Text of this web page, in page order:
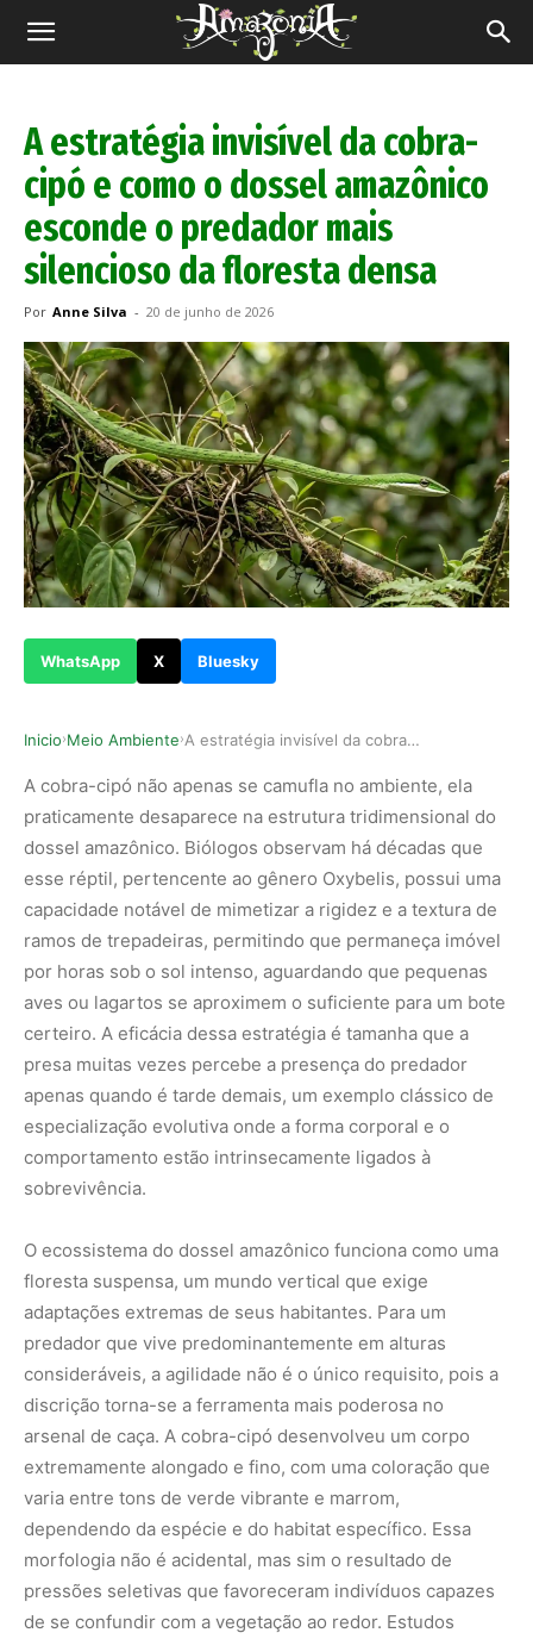
Revista
A estratégia invisível da cobra-
cipó e como o dossel amazônico
esconde o predador mais
silencioso da floresta densa
Por Anne Silva - 20 de junho de 2026
WhatsApp X Bluesky
Inicio›Meio Ambiente› A estratégia invisível da cobra-cipó e como o d…
A cobra-cipó não apenas se camufla no ambiente, ela
praticamente desaparece na estrutura tridimensional do
dossel amazônico. Biólogos observam há décadas que
esse réptil, pertencente ao gênero Oxybelis, possui uma
capacidade notável de mimetizar a rigidez e a textura de
ramos de trepadeiras, permitindo que permaneça imóvel
por horas sob o sol intenso, aguardando que pequenas
aves ou lagartos se aproximem o suficiente para um bote
certeiro. A eficácia dessa estratégia é tamanha que a
presa muitas vezes percebe a presença do predador
apenas quando é tarde demais, um exemplo clássico de
especialização evolutiva onde a forma corporal e o
comportamento estão intrinsecamente ligados à
sobrevivência.
O ecossistema do dossel amazônico funciona como uma
floresta suspensa, um mundo vertical que exige
adaptações extremas de seus habitantes. Para um
predador que vive predominantemente em alturas
consideráveis, a agilidade não é o único requisito, pois a
discrição torna-se a ferramenta mais poderosa no
arsenal de caça. A cobra-cipó desenvolveu um corpo
extremamente alongado e fino, com uma coloração que
varia entre tons de verde vibrante e marrom,
dependendo da espécie e do habitat específico. Essa
morfologia não é acidental, mas sim o resultado de
pressões seletivas que favoreceram indivíduos capazes
de se confundir com a vegetação ao redor. Estudos